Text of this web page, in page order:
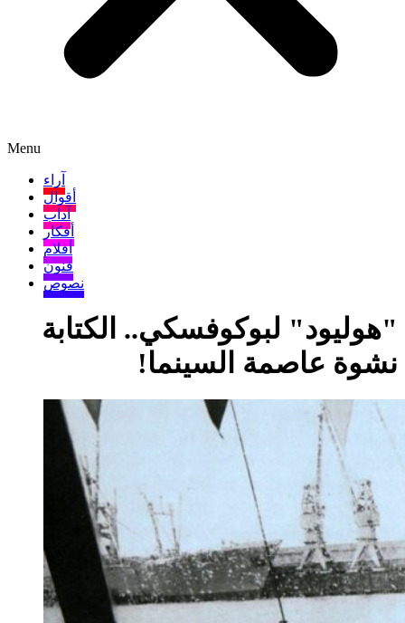
Menu
آراء
أقوال
آداب
أفكار
أفلام
فنون
نصوص
"هوليود" لبوكوفسكي.. الكتابة
نشوة عاصمة السينما!